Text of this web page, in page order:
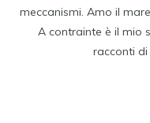
meccanismi. Amo il
A contrainte è il mio
racconti di